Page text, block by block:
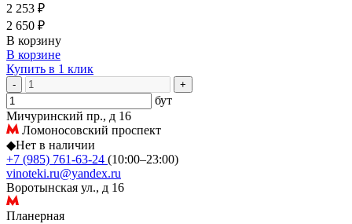
2 253 ₽
2 650 ₽
В корзину
В корзине
Купить в 1 клик
- +
бут
Мичуринский пр., д 16
Ломоносовский проспект
◆Нет в наличии
+7 (985) 761-63-24 (10:00–23:00)
vinoteki.ru@yandex.ru
Воротынская ул., д 16
Планерная